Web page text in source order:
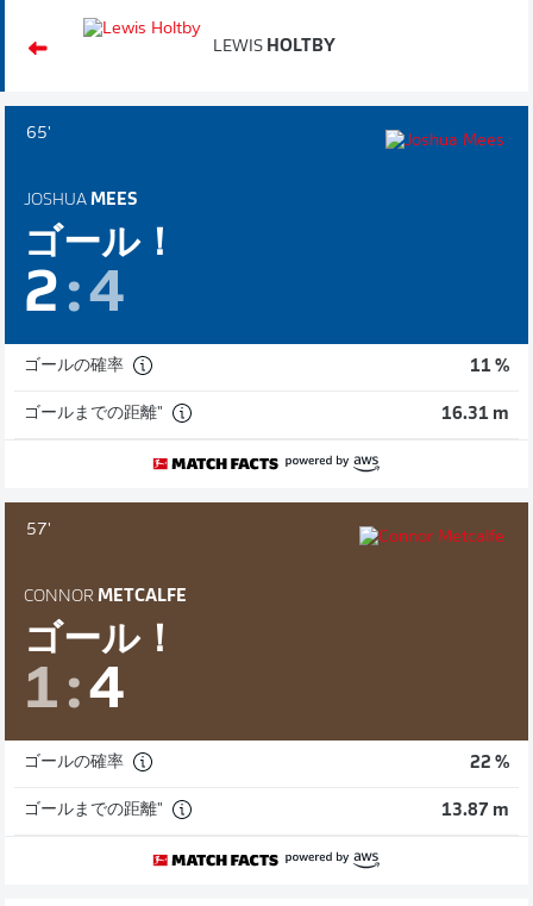
LEWIS HOLTBY
65'
JOSHUA MEES
ゴール！
2:4
ゴールの確率 11 %
ゴールまでの距離" 16.31 m
57'
CONNOR METCALFE
ゴール！
1 :4
ゴールの確率 22 %
ゴールまでの距離" 13.87 m